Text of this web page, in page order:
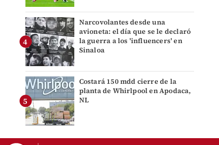
Narcovolantes desde una
avioneta: el día que se le declaró
la guerra a los 'influencers' en
Sinaloa
Costará 150 mdd cierre de la
planta de Whirlpool en Apodaca,
NL